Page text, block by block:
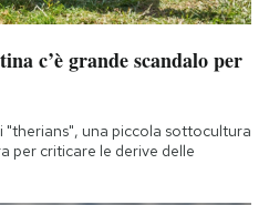
c’è grande scandalo per
"therians", una piccola sottocultura
per criticare le derive delle